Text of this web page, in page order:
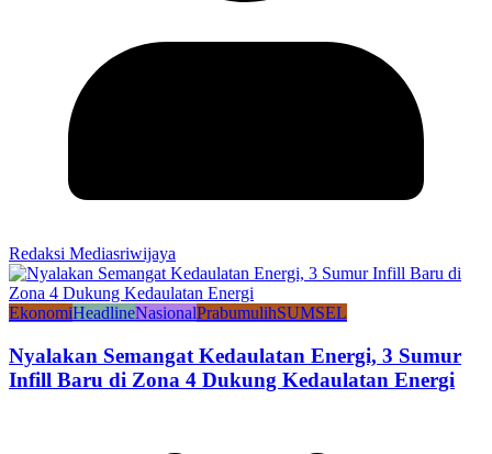
Redaksi Mediasriwijaya
EkonomiHeadlineNasionalPrabumulihSUMSEL
Nyalakan Semangat Kedaulatan Energi, 3 Sumur
Infill Baru di Zona 4 Dukung Kedaulatan Energi